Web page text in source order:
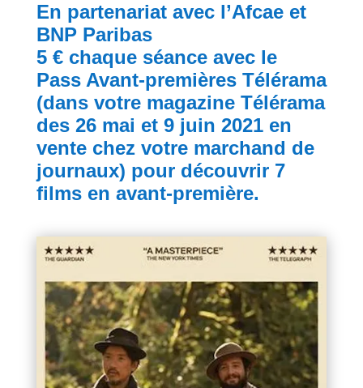
En partenariat avec l’Afcae et
BNP Paribas
5 € chaque séance avec le
Pass Avant-premières Télérama
(dans votre magazine Télérama
des 26 mai et 9 juin 2021 en
vente chez votre marchand de
journaux) pour découvrir 7
films en avant-première.